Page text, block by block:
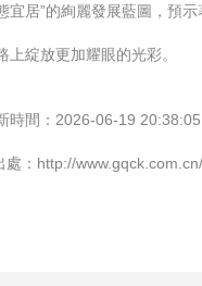
宜居”的絢麗發展藍圖，預
綻放更加耀眼的光彩。
時間：2026-06-19 20:38:05
處：http://